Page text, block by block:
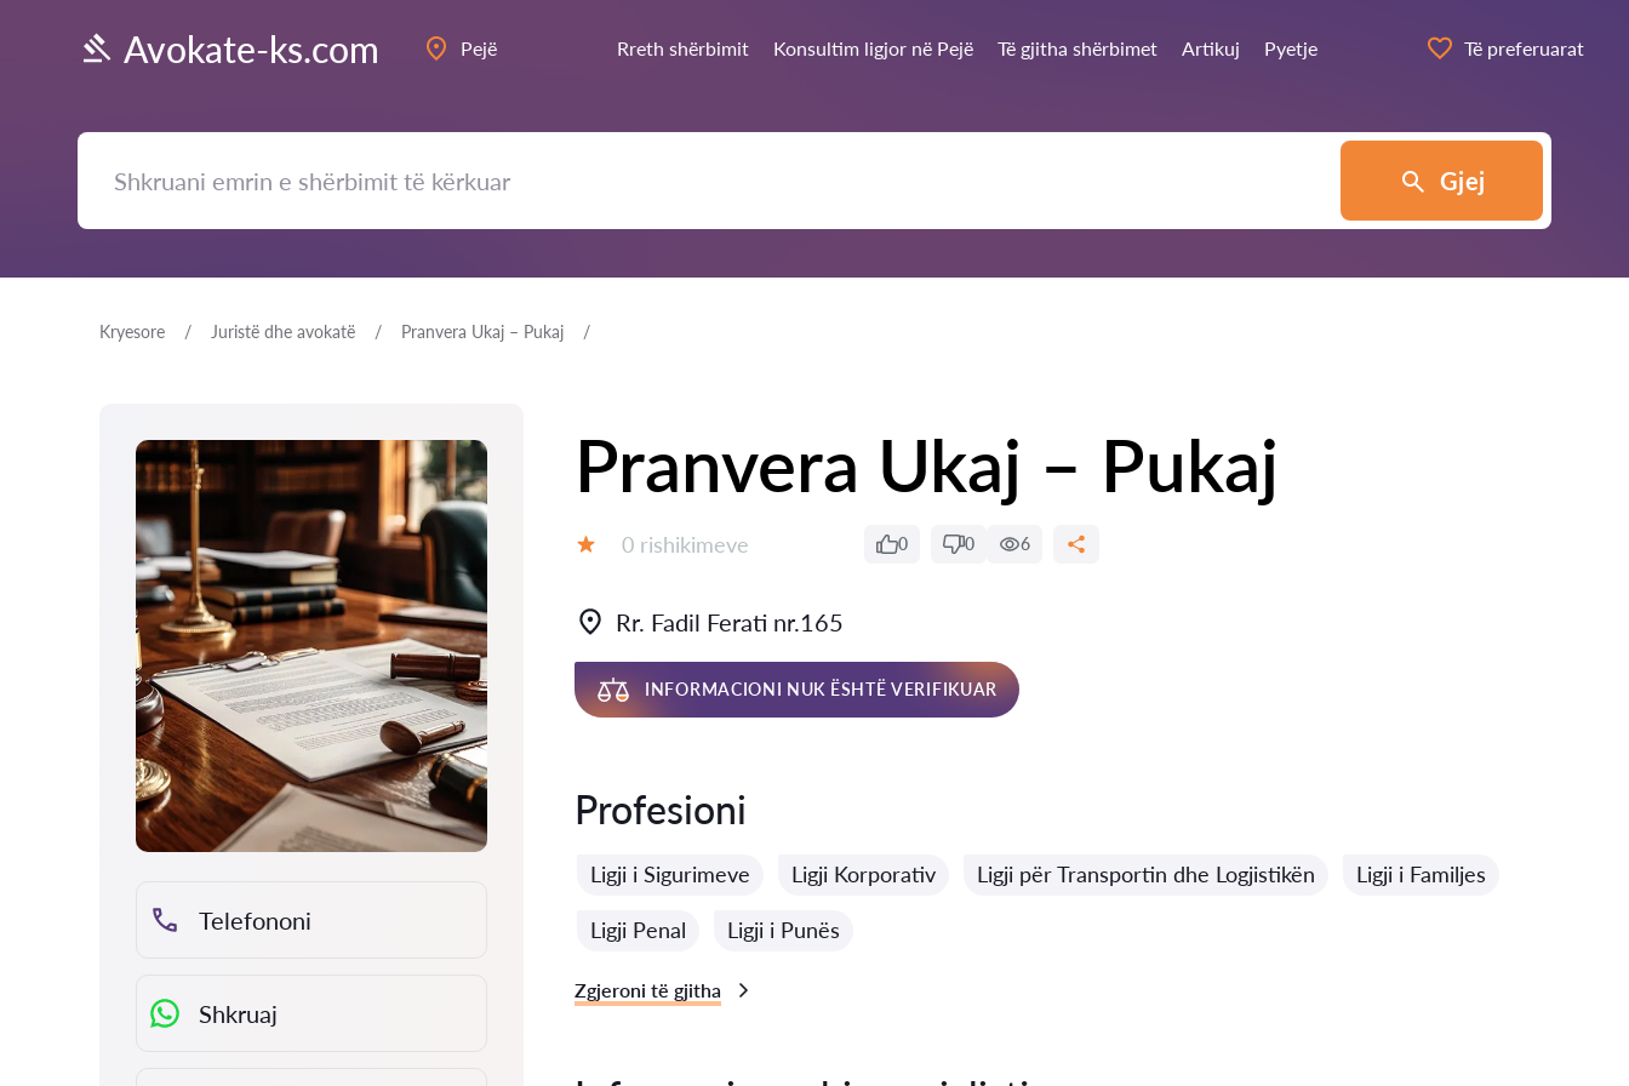
Avokate-ks.com Pejë Rreth shërbimit Konsultim ligjor në Pejë Të gjitha shërbimet Artikuj Pyetje Të preferuarat
Gjej
Kryesore Juristë dhe avokatë Pranvera Ukaj – Pukaj
Telefononi
Shkruaj
Pranvera Ukaj – Pukaj
Rishikime:
0 rishikimeve 0 0 6
Rr. Fadil Ferati nr.165
INFORMACIONI NUK ËSHTË VERIFIKUAR
Profesioni
Ligji i Sigurimeve Ligji Korporativ Ligji për Transportin dhe Logjistikën Ligji i Familjes
Ligji Penal Ligji i Punës
Zgjeroni të gjitha